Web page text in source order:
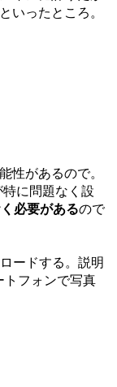
いったところ。
性があるので。
特に問題なく設
必要があるので
ードする。説明
トフォンで写真